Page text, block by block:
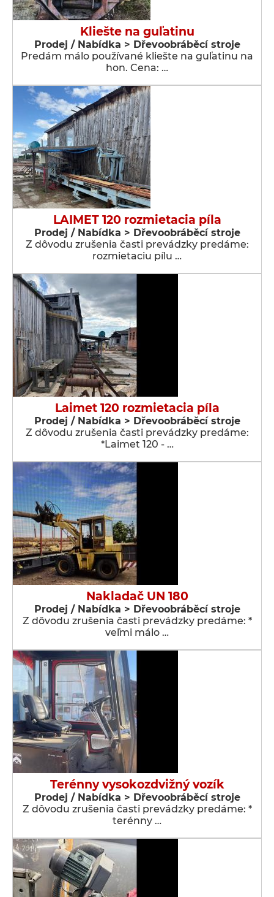
Kliešte na guľatinu
Prodej / Nabídka > Dřevoobráběcí stroje
Predám málo používané kliešte na guľatinu na
hon. Cena: …
LAIMET 120 rozmietacia píla
Prodej / Nabídka > Dřevoobráběcí stroje
Z dôvodu zrušenia časti prevádzky predáme:
rozmietaciu pílu …
Laimet 120 rozmietacia píla
Prodej / Nabídka > Dřevoobráběcí stroje
Z dôvodu zrušenia časti prevádzky predáme:
*Laimet 120 - …
Nakladač UN 180
Prodej / Nabídka > Dřevoobráběcí stroje
Z dôvodu zrušenia časti prevádzky predáme: *
veľmi málo …
Terénny vysokozdvižný vozík
Prodej / Nabídka > Dřevoobráběcí stroje
Z dôvodu zrušenia časti prevádzky predáme: *
terénny …